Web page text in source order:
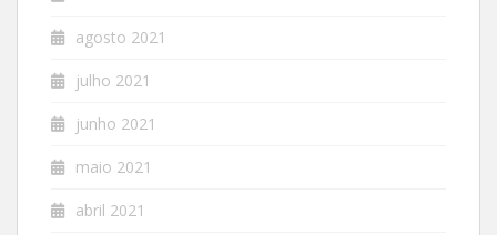
agosto 2021
julho 2021
junho 2021
maio 2021
abril 2021